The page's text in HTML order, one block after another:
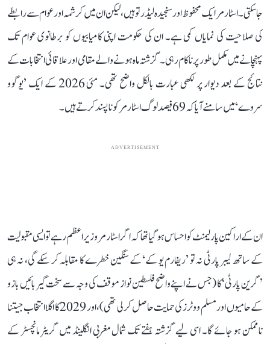
جا سکتی۔ اسٹارمر ایک محفوظ اور سنجیدہ لیڈر تو ہیں، لیکن ان میں کرشمہ اور عوام سے رابطے
کی صلاحیت کی نمایاں کمی ہے۔ ان کی حکومت اپنی کامیابیوں کو برطانوی عوام تک
پہنچانے میں مکمل طور پر ناکام رہی۔ گزشتہ ماہ ہونے والے مقامی اور علاقائی انتخابات کے
نتائج کے بعد دیوار پر لکھی عبارت بالکل واضح تھی۔ مئی 2026 کے ایک ’یوگوو
سروے‘ میں سامنے آیا کہ 69 فیصد لوگ اسٹارمر کو ناپسند کرتے ہیں۔
ADVERTISEMENT
ان کے اراکین پارلیمنٹ کو احساس ہو گیا تھا کہ اگر اسٹارمر وزیر اعظم رہے تو ایسی مقبولیت
کے ساتھ لیبر پارٹی نہ تو ’ریفارم یو کے‘ کے سنگین خطرے کا مقابلہ کر سکے گی، نہ ہی
’گرین پارٹی‘ کا (جس نے اپنے واضح فلسطین نواز موقف کی وجہ سے سخت گیر بائیں بازو
کے حامیوں اور مسلم ووٹرز کی حمایت حاصل کر لی تھی)، اور 2029 کا اگلا انتخاب جیتنا
ناممکن ہو جائے گا۔ اسی لیے گزشتہ ہفتے تک شمال مغربی انگلینڈ میں گریٹر مانچسٹر کے